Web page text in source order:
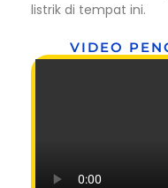
listrik di tempat ini.
VIDEO